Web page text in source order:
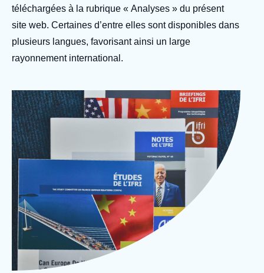
téléchargées à la rubrique « Analyses » du présent
site web. Certaines d’entre elles sont disponibles dans
plusieurs langues, favorisant ainsi un large
rayonnement international.
Image
d'en-
tête
Photo Ifri Publications
© Ifri